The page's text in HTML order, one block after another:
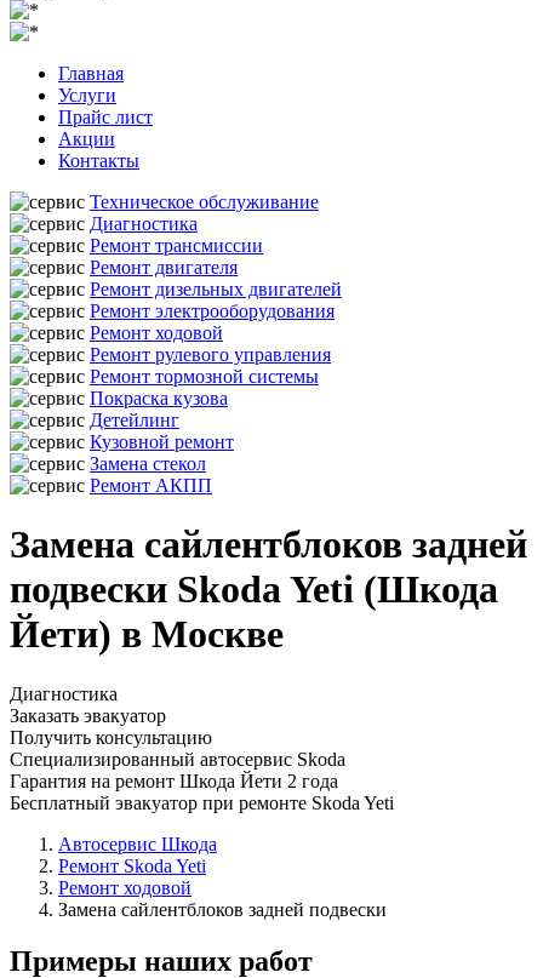
Главная
Услуги
Прайс лист
Акции
Контакты
Техническое обслуживание
Диагностика
Ремонт трансмиссии
Ремонт двигателя
Ремонт дизельных двигателей
Ремонт электрооборудования
Ремонт ходовой
Ремонт рулевого управления
Ремонт тормозной системы
Покраска кузова
Детейлинг
Кузовной ремонт
Замена стекол
Ремонт АКПП
Замена сайлентблоков задней
подвески Skoda Yeti (Шкода
Йети) в Москве
Диагностика
Заказать эвакуатор
Получить консультацию
Специализированный автосервис Skoda
Гарантия на ремонт Шкода Йети 2 года
Бесплатный эвакуатор при ремонте Skoda Yeti
Автосервис Шкода
Ремонт Skoda Yeti
Ремонт ходовой
Замена сайлентблоков задней подвески
Примеры наших работ